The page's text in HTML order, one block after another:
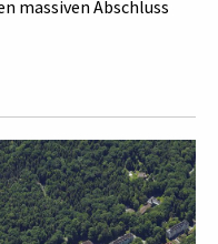
massiven Abschluss